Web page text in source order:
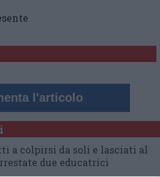
l'articolo
a colpirsi da soli e lasciati al
due educatrici